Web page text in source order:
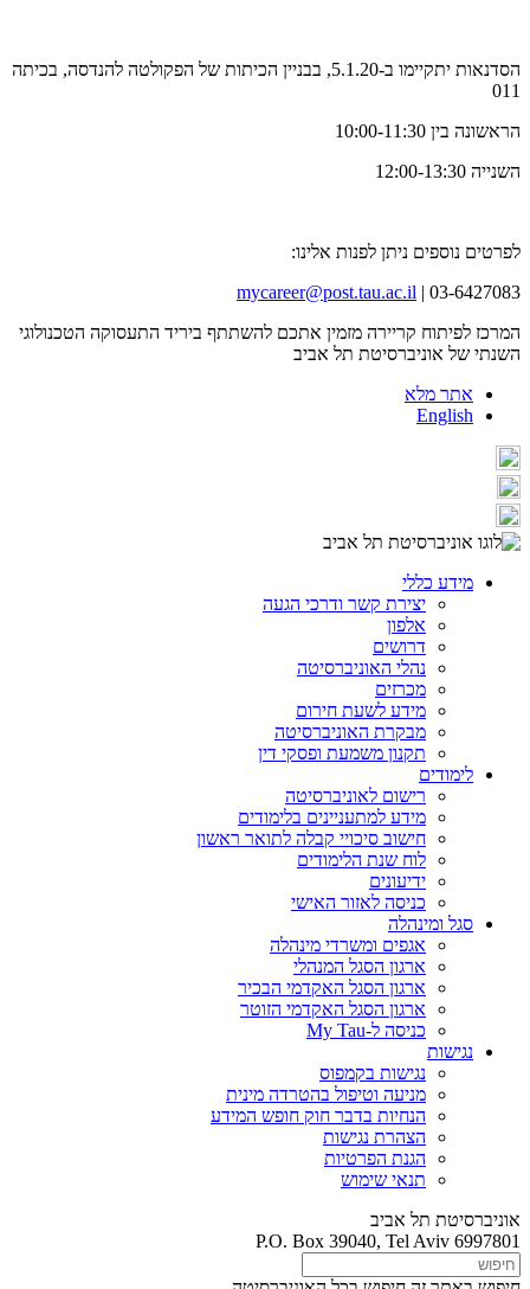
הסדנאות יתקיימו ב-5.1.20, בבניין הכיתות של הפקולטה להנדסה, בכיתה
011
הראשונה בין 10:00-11:30
השנייה 12:00-13:30
לפרטים נוספים ניתן לפנות אלינו:
03-6427083 |
mycareer@post.tau.ac.il
המרכז לפיתוח קריירה מזמין אתכם להשתתף ביריד התעסוקה הטכנולוגי
השנתי של אוניברסיטת תל אביב
אתר מלא
English
מידע כללי
יצירת קשר ודרכי הגעה
אלפון
דרושים
נהלי האוניברסיטה
מכרזים
מידע לשעת חירום
מבקרת האוניברסיטה
תקנון משמעת ופסקי דין
לימודים
רישום לאוניברסיטה
מידע למתעניינים בלימודים
חישוב סיכויי קבלה לתואר ראשון
לוח שנת הלימודים
ידיעונים
כניסה לאזור האישי
סגל ומינהלה
אגפים ומשרדי מינהלה
ארגון הסגל המנהלי
ארגון הסגל האקדמי הבכיר
ארגון הסגל האקדמי הזוטר
כניסה ל-My Tau
נגישות
נגישות בקמפוס
מניעה וטיפול בהטרדה מינית
הנחיות בדבר חוק חופש המידע
הצהרת נגישות
הגנת הפרטיות
תנאי שימוש
אוניברסיטת תל אביב
P.O. Box 39040, Tel Aviv 6997801